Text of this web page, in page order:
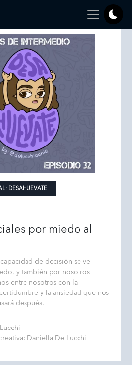
DESAHUEVATE
por miedo al
de decisión se ve
y también por nosotros
entre nosotros con la
y la ansiedad que nos
después.
Daniella De Lucchi